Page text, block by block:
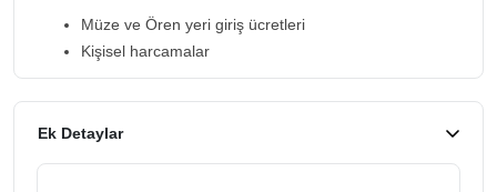
Müze ve Ören yeri giriş ücretleri
Kişisel harcamalar
Ek Detaylar